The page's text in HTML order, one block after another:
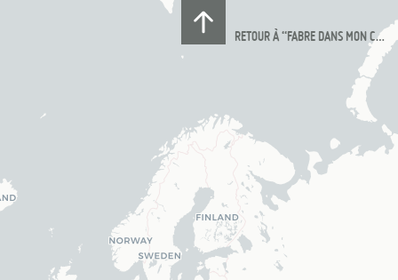
RETOUR À “FABRE DANS MON CANAPÉ”